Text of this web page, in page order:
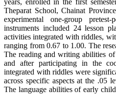
years, enrolled in the first
Theparat School, Chainat
experimental one-group
instruments included 24 lesson
activities integrated with riddles,
ranging from 0.67 to 1.00. The
The reading and writing abilities
and after participating in the
integrated with riddles were
across specific aspects at the .05
The language abilities of early